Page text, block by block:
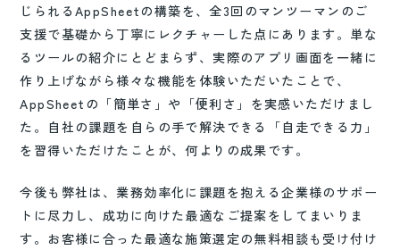
じられるAppSheetの構築を、全3回のマンツーマンのご
支援で基礎から丁寧にレクチャーした点にあります。単な
るツールの紹介にとどまらず、実際のアプリ画面を一緒に
作り上げながら様々な機能を体験いただいたことで、
AppSheetの「簡単さ」や「便利さ」を実感いただけまし
た。自社の課題を自らの手で解決できる「自走できる力」
を習得いただけたことが、何よりの成果です。
今後も弊社は、業務効率化に課題を抱える企業様のサポー
トに尽力し、成功に向けた最適なご提案をしてまいりま
す。お客様に合った最適な施策選定の無料相談も受け付け